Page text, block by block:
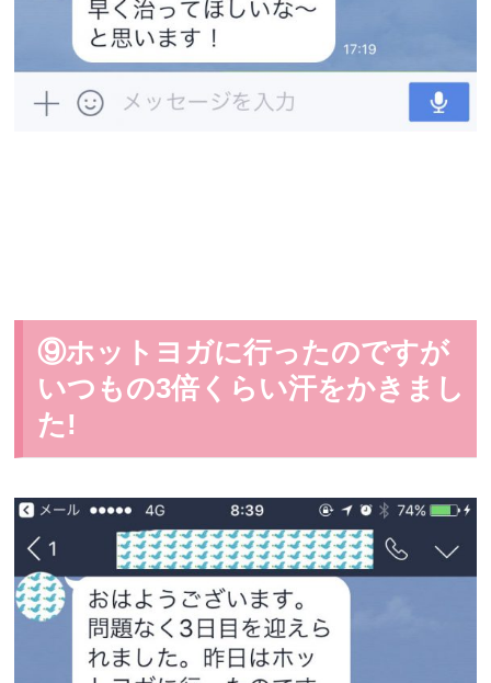
⑨ホットヨガに行ったのですが
いつもの3倍くらい汗をかきまし
た!